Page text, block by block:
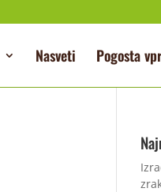
Nasveti Pogosta